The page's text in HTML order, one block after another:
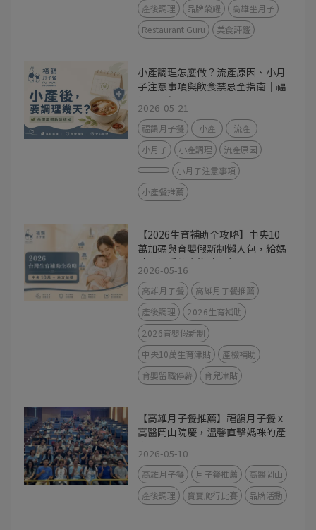
產後調理
品牌榮耀
高雄坐月子
Restaurant Guru
美食評鑑
小產調理怎麼做？流產原因、小月
子注意事項與飲食禁忌全指南｜福
韻月子餐
2026-05-21
福韻月子餐 小產
流產
小月子
小產調理
流產原因
小月子注意事項
小產餐推薦
【2026生育補助全攻略】中央10
萬加碼與育嬰假新制懶人包，給媽
咪最溫暖的產後神隊友
2026-05-16
高雄月子餐
高雄月子餐推薦
產後調理
2026生育補助
2026育嬰假新制
中央10萬生育津貼
產檢補助
育嬰留職停薪
育兒津貼
【高雄月子餐推薦】福韻月子餐 x
高醫岡山院慶，溫馨直擊媽咪的產
後神隊友
2026-05-10
高雄月子餐 月子餐推薦
高醫岡山
產後調理
寶寶爬行比賽 品牌活動